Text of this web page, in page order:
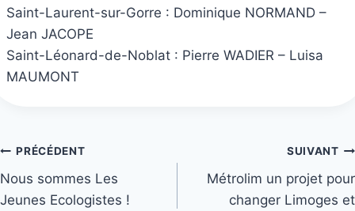
Saint-Laurent-sur-Gorre : Dominique NORMAND –
Jean JACOPE
Saint-Léonard-de-Noblat : Pierre WADIER – Luisa
MAUMONT
Navigation
de
PRÉCÉDENT
Nous sommes Les
Jeunes Ecologistes !
SUIVANT
Métrolim un projet pour
changer Limoges et